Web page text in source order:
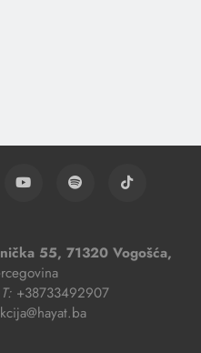
55, 71320 Vogošća,
T:+38733492907